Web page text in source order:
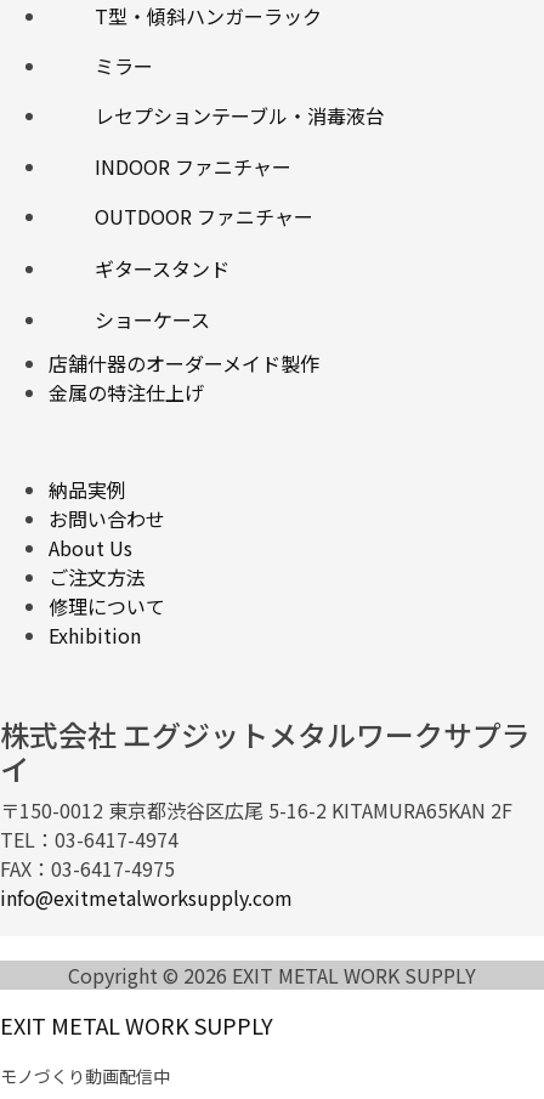
T型・傾斜ハンガーラック
ミラー
レセプションテーブル・消毒液台
INDOOR ファニチャー
OUTDOOR ファニチャー
ギタースタンド
ショーケース
店舗什器のオーダーメイド製作
金属の特注仕上げ
納品実例
お問い合わせ
About Us
ご注文方法
修理について
Exhibition
株式会社 エグジットメタルワークサプラ
イ
〒150-0012 東京都渋谷区広尾 5-16-2 KITAMURA65KAN 2F
TEL：03-6417-4974
FAX：03-6417-4975
info@exitmetalworksupply.com
Copyright © 2026 EXIT METAL WORK SUPPLY
EXIT METAL WORK SUPPLY
モノづくり動画配信中